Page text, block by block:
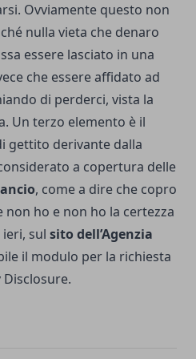
Ovviamente questo non
nulla vieta che denaro
essere lasciato in una
che essere affidato ad
di perderci, vista la
Un terzo elemento è il
gettito derivante dalla
a copertura delle
, come a dire che copro
non ho e non ho la certezza
sul sito dell’Agenzia
il modulo per la richiesta
Disclosure.